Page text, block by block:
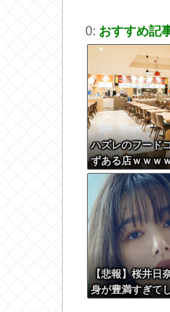
0: おすすめ記
ハズレのフード
ずある店ｗｗｗ
ｗｗｗｗ
【悲報】桜井日
身が豊満すぎて